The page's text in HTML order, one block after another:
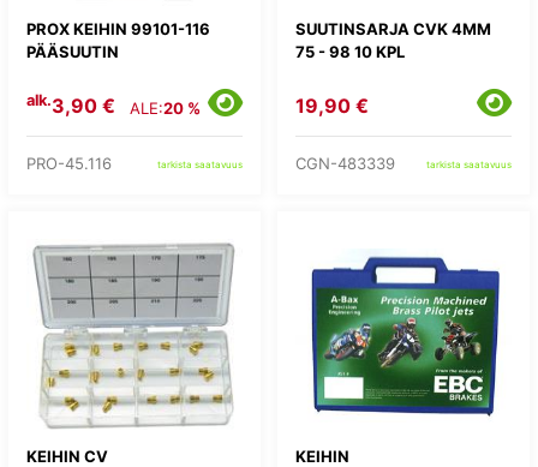
PROX KEIHIN 99101-116
PÄÄSUUTIN
alk.3,90 € ALE:20 %
PRO-45.116 tarkista saatavuus
SUUTINSARJA CVK 4MM
75 - 98 10 KPL
19,90 €
CGN-483339 tarkista saatavuus
KEIHIN CV
KEIHIN